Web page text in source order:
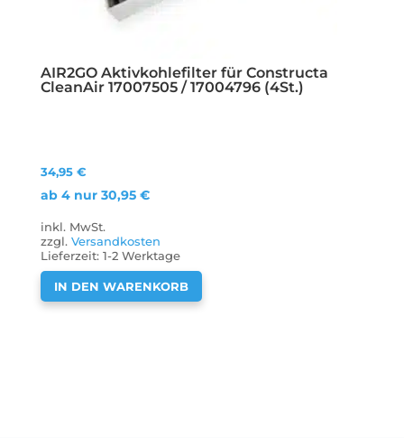
AIR2GO Aktivkohlefilter für Constructa
CleanAir 17007505 / 17004796 (4St.)
34,95€
ab 4 nur30,95€
inkl. MwSt.
zzgl.Versandkosten
Lieferzeit:1-2 Werktage
IN DEN WARENKORB